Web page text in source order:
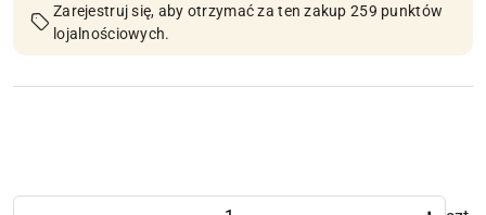
Zarejestruj się, aby otrzymać za ten zakup 259 punktów
lojalnościowych.